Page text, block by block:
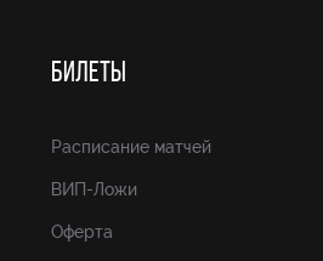
БИЛЕТЫ
Расписание матчей
ВИП-Ложи
Оферта